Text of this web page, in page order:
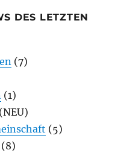
DES LETZTEN
(7)
(1)
(NEU)
(5)
(8)